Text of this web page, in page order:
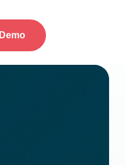
Demo